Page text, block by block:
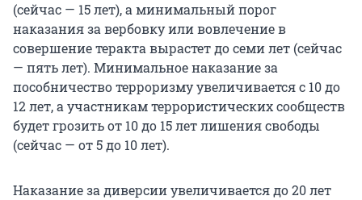
(сейчас — 15 лет), а минимальный порог
наказания за вербовку или вовлечение в
совершение теракта вырастет до семи лет (сейчас
— пять лет). Минимальное наказание за
пособничество терроризму увеличивается с 10 до
12 лет, а участникам террористических сообществ
будет грозить от 10 до 15 лет лишения свободы
(сейчас — от 5 до 10 лет).
Наказание за диверсии увеличивается до 20 лет